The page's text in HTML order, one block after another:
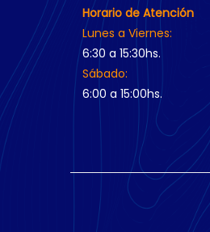
Horario de Atención
Lunes a Viernes:
6:30 a 15:30hs.
Sábado:
6:00 a 15:00hs.